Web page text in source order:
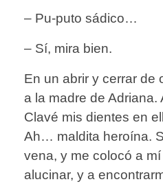
– Pu-puto sádico…
– Sí, mira bien.
En un abrir y cerrar de
a la madre de Adriana.
Clavé mis dientes en
Ah… maldita heroína.
vena, y me colocó a
alucinar, y a